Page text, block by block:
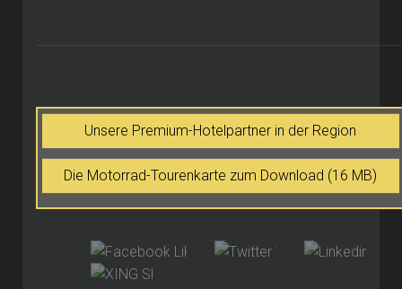
Unsere Premium-Hotelpartner in der Region
Die Motorrad-Tourenkarte zum Download (16 MB)